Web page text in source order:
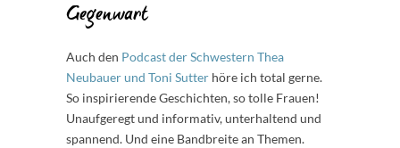
Gegenwart
Auch den Podcast der Schwestern Thea
Neubauer und Toni Sutter höre ich total gerne.
So inspirierende Geschichten, so tolle Frauen!
Unaufgeregt und informativ, unterhaltend und
spannend. Und eine Bandbreite an Themen.